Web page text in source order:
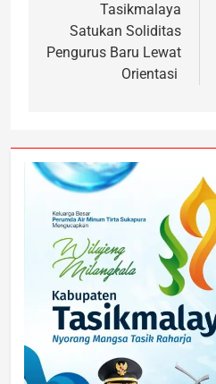
Tasikmalaya
Satukan Soliditas
Pengurus Baru Lewat
Orientasi